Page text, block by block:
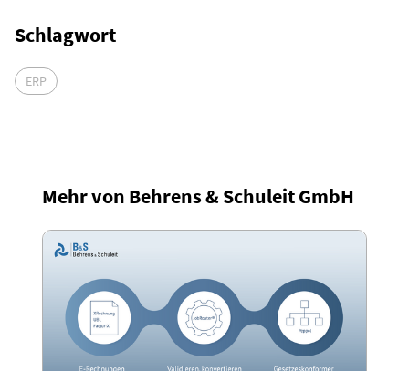
Schlagwort
ERP
Mehr von Behrens & Schuleit GmbH